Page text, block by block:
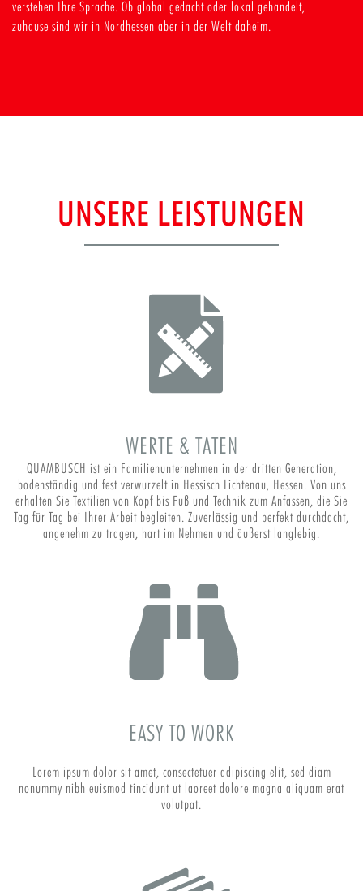
verstehen Ihre Sprache. Ob global gedacht oder lokal gehandelt,
zuhause sind wir in Nordhessen aber in der Welt daheim.
UNSERE LEISTUNGEN
WERTE & TATEN
QUAMBUSCH ist ein Familienunternehmen in der dritten Generation,
bodenständig und fest verwurzelt in Hessisch Lichtenau, Hessen. Von uns
erhalten Sie Textilien von Kopf bis Fuß und Technik zum Anfassen, die Sie
Tag für Tag bei Ihrer Arbeit begleiten. Zuverlässig und perfekt durchdacht,
angenehm zu tragen, hart im Nehmen und äußerst langlebig.
EASY TO WORK
Lorem ipsum dolor sit amet, consectetuer adipiscing elit, sed diam
nonummy nibh euismod tincidunt ut laoreet dolore magna aliquam erat
volutpat.